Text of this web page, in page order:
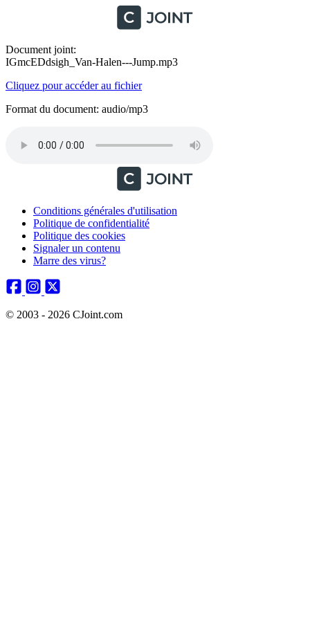
Document joint:
IGmcEDdsigh_Van-Halen---Jump.mp3
Cliquez pour accéder au fichier
Format du document: audio/mp3
Conditions générales d'utilisation
Politique de confidentialité
Politique des cookies
Signaler un contenu
Marre des virus?
© 2003 - 2026 CJoint.com